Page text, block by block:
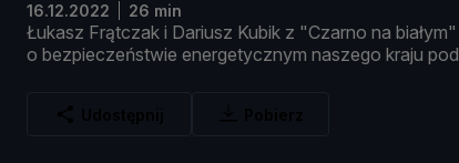
16.12.2022 26 min
Łukasz Frątczak i Dariusz Kubik z "Czarno na białym"
o bezpieczeństwie energetycznym naszego kraju pod